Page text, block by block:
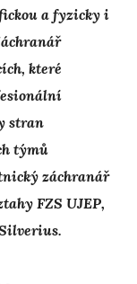
a fyzicky i
které
stran
týmů
záchranář
FZS UJEP,